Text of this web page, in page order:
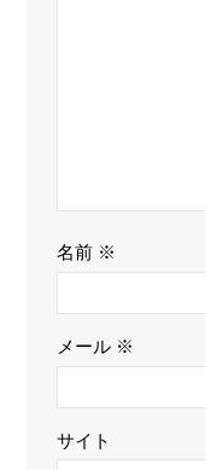
名前 ※
メール ※
サイト